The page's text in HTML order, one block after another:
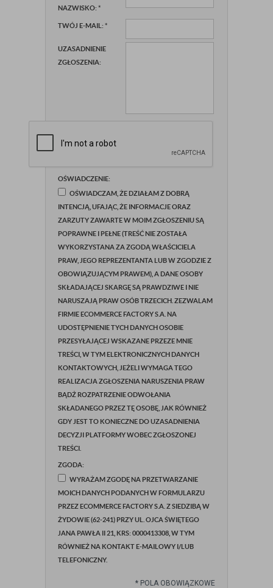
NAZWISKO: *
TWÓJ E-MAIL: *
UZASADNIENIE
ZGŁOSZENIA:
OŚWIADCZENIE:
OŚWIADCZAM, ŻE DZIAŁAM Z DOBRĄ
INTENCJĄ, UFAJĄC, ŻE INFORMACJE ORAZ
ZARZUTY ZAWARTE W MOIM ZGŁOSZENIU SĄ
POPRAWNE I PEŁNE (TREŚĆ NIE ZOSTAŁA
WYKORZYSTANA ZA ZGODĄ WŁAŚCICIELA
PRAW, JEGO REPREZENTANTA LUB W ZGODZIE Z
OBOWIĄZUJĄCYM PRAWEM), A DANE OSOBY
SKŁADAJĄCEJ SKARGĘ SĄ PRAWDZIWE I NIE
NARUSZAJĄ PRAW OSÓB TRZECICH. ZEZWALAM
FIRMIE ECOMMERCE FACTORY S.A. NA
UDOSTĘPNIENIE TYCH DANYCH OSOBIE
PRZESYŁAJĄCEJ WSKAZANE PRZEZE MNIE
TREŚCI, W TYM ELEKTRONICZNYCH DANYCH
KONTAKTOWYCH, JEŻELI WYMAGA TEGO
REALIZACJA ZGŁOSZENIA NARUSZENIA PRAW
BĄDŹ ROZPATRZENIE ODWOŁANIA
SKŁADANEGO PRZEZ TĘ OSOBĘ, JAK RÓWNIEŻ
GDY JEST TO KONIECZNE DO UZASADNIENIA
DECYZJI PLATFORMY WOBEC ZGŁOSZONEJ
TREŚCI.
ZGODA:
WYRAŻAM ZGODĘ NA PRZETWARZANIE
MOICH DANYCH PODANYCH W FORMULARZU
PRZEZ ECOMMERCE FACTORY S.A. Z SIEDZIBĄ W
ŻYDOWIE (62-241) PRZY UL. OJCA ŚWIĘTEGO
JANA PAWŁA II 21, KRS: 0000413308, W TYM
RÓWNIEŻ NA KONTAKT E-MAILOWY I/LUB
TELEFONICZNY.
* POLA OBOWIĄZKOWE